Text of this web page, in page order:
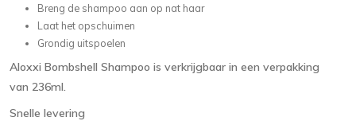
Breng de shampoo aan op nat haar
Laat het opschuimen
Grondig uitspoelen
Aloxxi Bombshell Shampoo is verkrijgbaar in een verpakking
van 236ml.
Snelle levering